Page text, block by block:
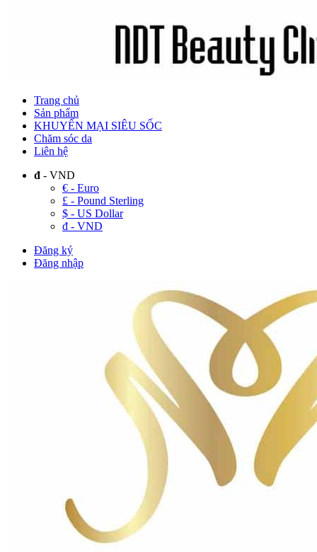
Trang chủ
Sản phẩm
KHUYẾN MẠI SIÊU SỐC
Chăm sóc da
Liên hệ
đ - VND
€ - Euro
£ - Pound Sterling
$ - US Dollar
đ - VND
Đăng ký
Đăng nhập